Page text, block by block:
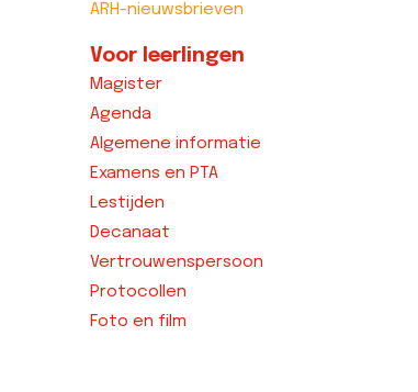
ARH-nieuwsbrieven
Voor leerlingen
Magister
Agenda
Algemene informatie
Examens en PTA
Lestijden
Decanaat
Vertrouwenspersoon
Protocollen
Foto en film